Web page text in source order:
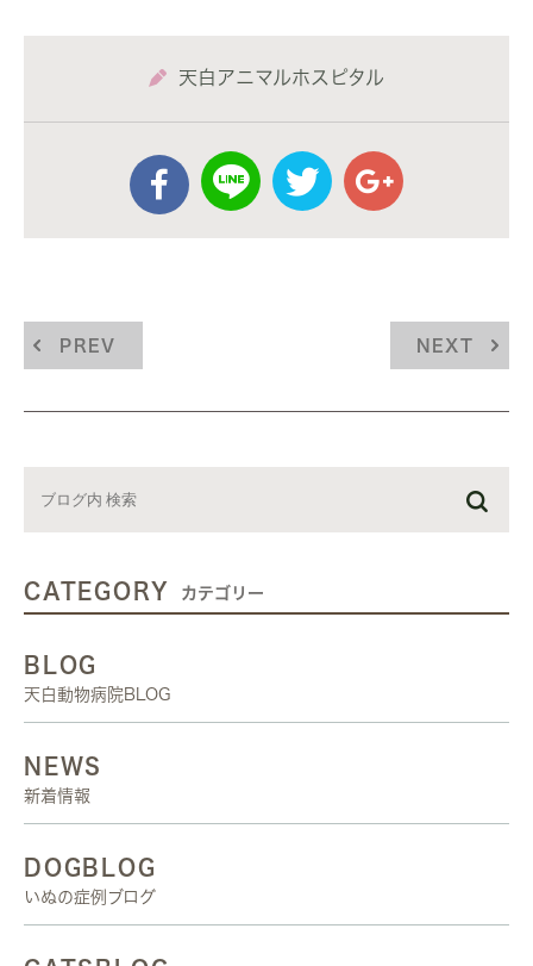
天白アニマルホスピタル
PREV NEXT
CATEGORY カテゴリー
BLOG
天白動物病院BLOG
NEWS
新着情報
DOGBLOG
いぬの症例ブログ